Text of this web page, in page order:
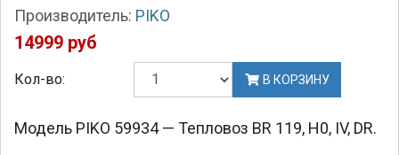
Производитель: PIKO
14999 руб
Кол-во: В КОРЗИНУ
Модель PIKO 59934 — Тепловоз BR 119, H0, IV, DR.